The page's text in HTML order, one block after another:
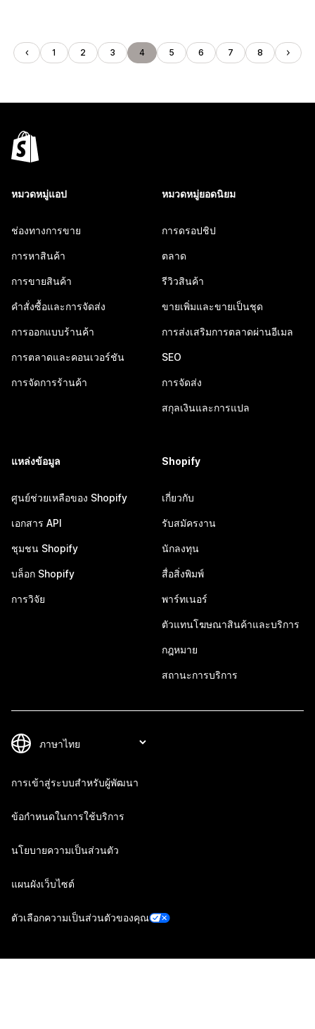
1 2 3 4 5 6 7 8
หมวดหมู่แอป
ช่องทางการขาย
การหาสินค้า
การขายสินค้า
คำสั่งซื้อและการจัดส่ง
การออกแบบร้านค้า
การตลาดและคอนเวอร์ชัน
การจัดการร้านค้า
หมวดหมู่ยอดนิยม
การดรอปชิป
ตลาด
รีวิวสินค้า
ขายเพิ่มและขายเป็นชุด
การส่งเสริมการตลาดผ่านอีเมล
SEO
การจัดส่ง
สกุลเงินและการแปล
แหล่งข้อมูล
ศูนย์ช่วยเหลือของ Shopify
เอกสาร API
ชุมชน Shopify
บล็อก Shopify
การวิจัย
Shopify
เกี่ยวกับ
รับสมัครงาน
นักลงทุน
สื่อสิ่งพิมพ์
พาร์ทเนอร์
ตัวแทนโฆษณาสินค้าและบริการ
กฎหมาย
สถานะการบริการ
การเข้าสู่ระบบสำหรับผู้พัฒนา
ข้อกำหนดในการใช้บริการ
นโยบายความเป็นส่วนตัว
แผนผังเว็บไซต์
ตัวเลือกความเป็นส่วนตัวของคุณ